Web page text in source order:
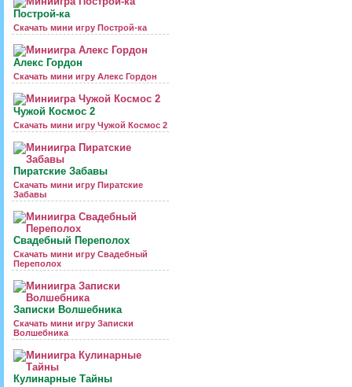
Построй-ка
Скачать мини игру Построй-ка
Алекс Гордон
Скачать мини игру Алекс Гордон
Чужой Космос 2
Скачать мини игру Чужой Космос 2
Пиратские Забавы
Скачать мини игру Пиратские
Забавы
Свадебный Переполох
Скачать мини игру Свадебный
Переполох
Записки Волшебника
Скачать мини игру Записки
Волшебника
Кулинарные Тайны